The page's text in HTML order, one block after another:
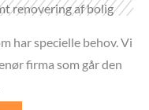
renovering af bolig
har specielle behov. Vi
firma som går den